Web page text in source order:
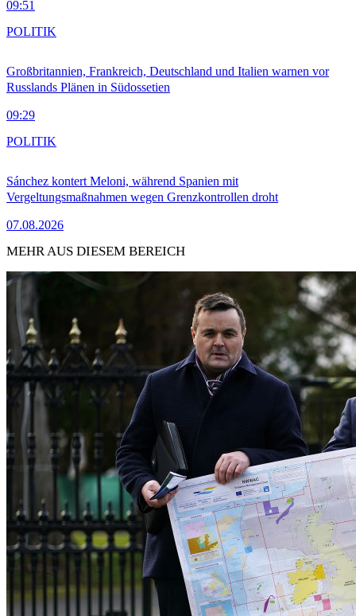
09:51
Großbritannien, Frankreich, Deutschland und Italien warnen vor
Russlands Plänen in Südossetien
09:29
POLITIK
Sánchez kontert Meloni, während Spanien mit
Vergeltungsmaßnahmen wegen Grenzkontrollen droht
07.08.2026
POLITIK
MEHR AUS DIESEM BEREICH